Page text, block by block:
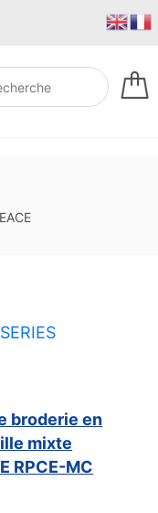
broderie en
mixte
RPCE-MC